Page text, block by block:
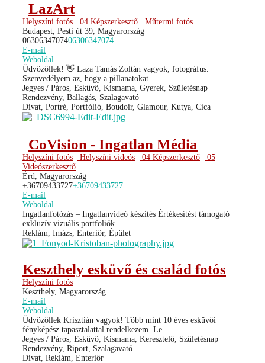
LazArt
Helyszíni fotós 04 Képszerkesztő
Műtermi fotós
Budapest, Pesti út 39, Magyarország
0630634707406306347074
E-mail
Weboldal
Üdvözöllek! 👋 Laza Tamás Zoltán vagyok, fotográfus.
Szenvedélyem az, hogy a pillanatokat ...
Jegyes / Páros, Esküvő, Kismama, Gyerek, Születésnap
Rendezvény, Ballagás, Szalagavató
Divat, Portré, Portfólió, Boudoir, Glamour, Kutya, Cica
CoVision - Ingatlan Média
Helyszíni fotós Helyszíni videós 04 Képszerkesztő
05
Videószerkesztő
Érd, Magyarország
+36709433727+36709433727
E-mail
Weboldal
Ingatlanfotózás – Ingatlanvideó készítés Értékesítést támogató
exkluzív vizuális portfoliók...
Reklám, Imázs, Enteriőr, Épület
Keszthely esküvő és család fotós
Helyszíni fotós
Keszthely, Magyarország
E-mail
Weboldal
Üdvözöllek Krisztián vagyok! Több mint 10 éves esküvői
fényképész tapasztalattal rendelkezem. Le...
Jegyes / Páros, Esküvő, Kismama, Keresztelő, Születésnap
Rendezvény, Riport, Szalagavató
Divat, Reklám, Enteriőr